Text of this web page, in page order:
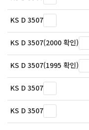
KS D 3507
KS D 3507(2000 확인)
KS D 3507(1995 확인)
KS D 3507
KS D 3507